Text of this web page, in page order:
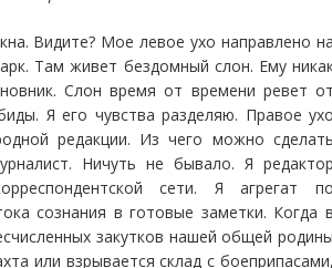
Видите? Мое левое ухо направлено
Там живет бездомный слон. Ему
Слон время от времени ревет
Я его чувства разделяю. Правое
редакции. Из чего можно
Ничуть не бывало. Я
сети. Я агрегат
сознания в готовые заметки. Когда
закутков нашей общей
или взрывается склад с